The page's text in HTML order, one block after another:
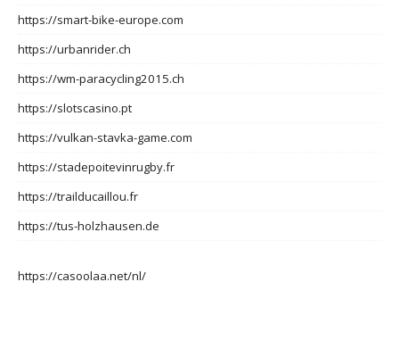
https://smart-bike-europe.com
https://urbanrider.ch
https://wm-paracycling2015.ch
https://slotscasino.pt
https://vulkan-stavka-game.com
https://stadepoitevinrugby.fr
https://trailducaillou.fr
https://tus-holzhausen.de
https://casoolaa.net/nl/